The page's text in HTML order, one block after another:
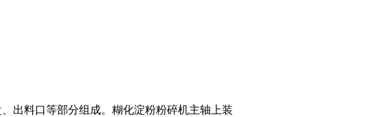
出料口等部分组成。糊化淀粉粉碎机主轴上装